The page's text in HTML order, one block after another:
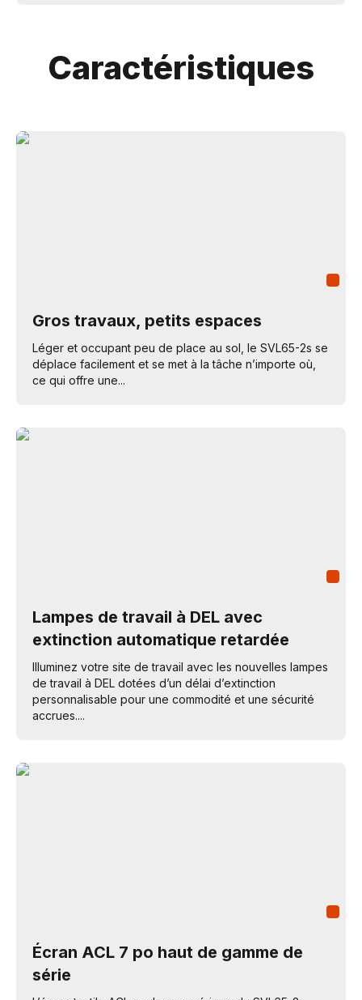
Caractéristiques
Gros travaux, petits espaces
Léger et occupant peu de place au sol, le SVL65-2s se
déplace facilement et se met à la tâche n’importe où,
ce qui offre une...
Lampes de travail à DEL avec
extinction automatique retardée
Illuminez votre site de travail avec les nouvelles lampes
de travail à DEL dotées d’un délai d’extinction
personnalisable pour une commodité et une sécurité
accrues....
Écran ACL 7 po haut de gamme de
série